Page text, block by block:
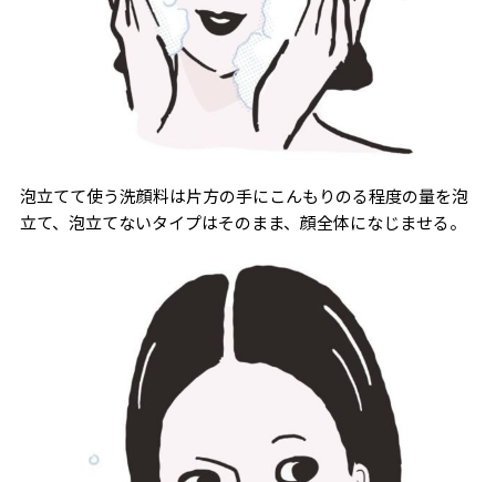
泡立てて使う洗顔料は片方の手にこんもりのる程度の量を泡
立て、泡立てないタイプはそのまま、顔全体になじませる。